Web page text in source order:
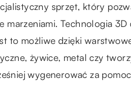
sprzęt, który
marzeniami. Technologia
to możliwe dzięki
żywice, metal czy
wygenerować za